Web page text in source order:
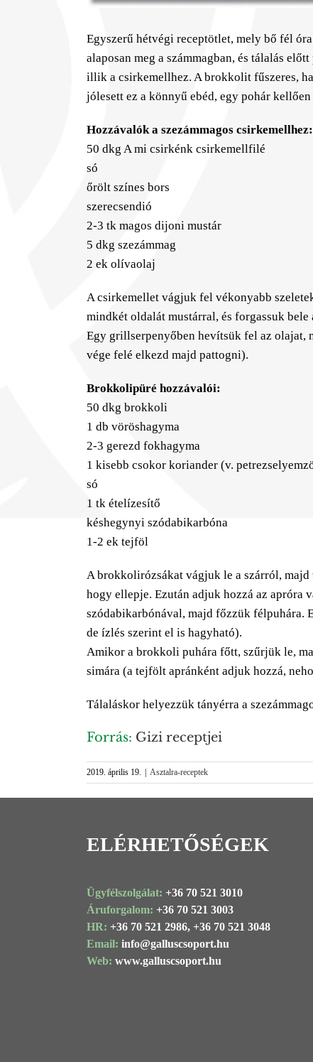
Egyszerű hétvégi receptötlet, mely bő fél
alaposan meg a számmagban, és tálalás
illik a csirkemellhez. A brokkolit fűszeres,
jólesett ez a könnyű ebéd, egy pohár
Hozzávalók a szezámmagos csirkemellhez:
50 dkg A mi csirkénk csirkemellfilé
só
őrölt színes bors
szerecsendió
2-3 tk magos dijoni mustár
5 dkg szezámmag
2 ek olívaolaj
A csirkemellet vágjuk fel vékonyabb
mindkét oldalát mustárral, és forgassuk
Egy grillserpenyőben hevítsük fel az olajat,
vége felé elkezd majd pattogni).
Brokkolipüré hozzávalói:
50 dkg brokkoli
1 db vöröshagyma
2-3 gerezd fokhagyma
1 kisebb csokor koriander (v.
só
1 tk ételízesítő
késhegynyi szódabikarbóna
1-2 ek tejföl
A brokkolirózsákat vágjuk le a szárról,
hogy ellepje. Ezután adjuk hozzá az apróra
szódabikarbónával, majd főzzük félpuhára.
de ízlés szerint el is hagyható).
Amikor a brokkoli puhára főtt, szűrjük le,
simára (a tejfölt apránként adjuk hozzá,
Tálaláskor helyezzük tányérra a
Forrás: Gizi receptjei
2019. április 19. | Asztalra-receptek
ELÉRHETŐSÉGEK
Ügyfélszolgálat: +36 70 521 3010
Áruforgalom: +36 70 521 3003
HR: +36 70 521 2986, +36 70 521 3048
Email: info@galluscsoport.hu
Web: www.galluscsoport.hu